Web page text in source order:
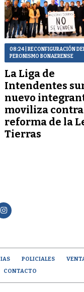
08:24| RECONFIGURACIÓN
PERONISMO BONAERENSE
La Liga de
Intendentes
nuevo
moviliza
reforma de la
Tierras
POLICIALES
CONTACTO